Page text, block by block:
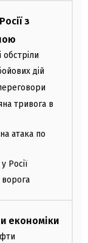
з
обстріли
дій
тривога в
атака по
Росії
економіки